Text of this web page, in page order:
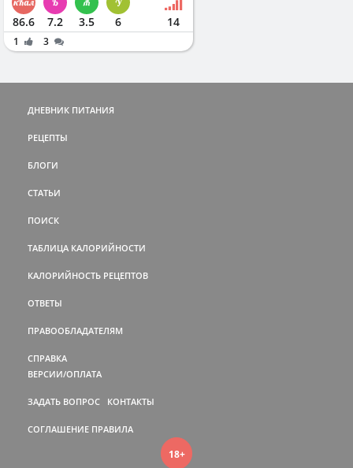
86.6 7.2 3.5 6 14
1 3
ДНЕВНИК ПИТАНИЯ
РЕЦЕПТЫ
БЛОГИ
СТАТЬИ
ПОИСК
ТАБЛИЦА КАЛОРИЙНОСТИ
КАЛОРИЙНОСТЬ РЕЦЕПТОВ
ОТВЕТЫ
ПРАВООБЛАДАТЕЛЯМ
СПРАВКА
ВЕРСИИ/ОПЛАТА
ЗАДАТЬ ВОПРОС КОНТАКТЫ
СОГЛАШЕНИЕ ПРАВИЛА
18+